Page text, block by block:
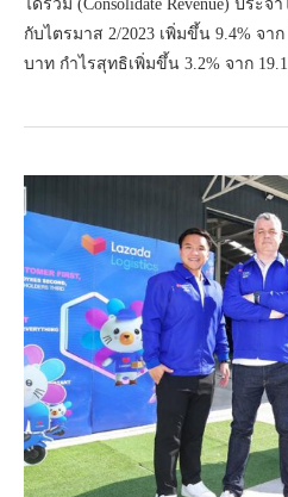
ได้รวม (Consolidate Revenue) ประ
กับไตรมาส 2/2023 เพิ่มขึ้น 9.4% จา
บาท กำไรสุทธิเพิ่มขึ้น 3.2% จาก